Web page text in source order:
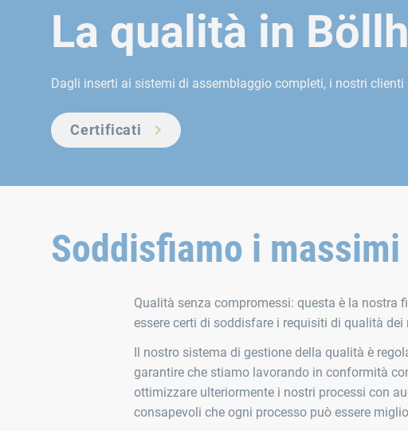
La qualità in
Dagli inserti ai sistemi di assemblaggio completi, i nostri
Certificati
Soddisfiamo i
Qualità senza compromessi: questa è la nostra
essere certi di soddisfare i requisiti di qualità
Il nostro sistema di gestione della qualità è
garantire che stiamo lavorando in conformità
ottimizzare ulteriormente i nostri processi con
consapevoli che ogni processo può essere